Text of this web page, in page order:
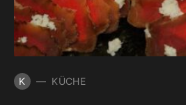
K KÜCHE